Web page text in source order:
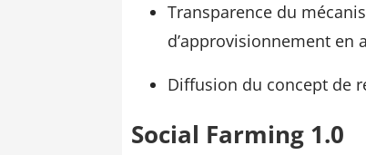
Transparence du
d’approvisionnement en
Diffusion du concept de
Social Farming 1.0